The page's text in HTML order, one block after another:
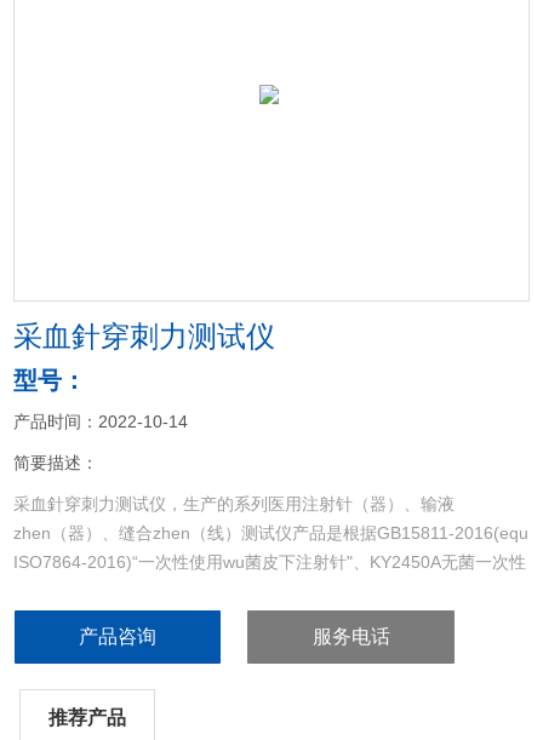
采血針穿刺力测试仪
型号：
产品时间：2022-10-14
简要描述：
采血針穿刺力测试仪，生产的系列医用注射针（器）、输液
zhen（器）、缝合zhen（线）测试仪产品是根据GB15811-2016(equ
ISO7864-2016)“一次性使用wu菌皮下注射针"、KY2450A无菌一次性
产品咨询 服务电话
推荐产品